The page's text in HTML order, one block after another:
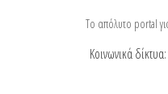
Το απόλυτο portal
Κοινωνικά δίκτυα: